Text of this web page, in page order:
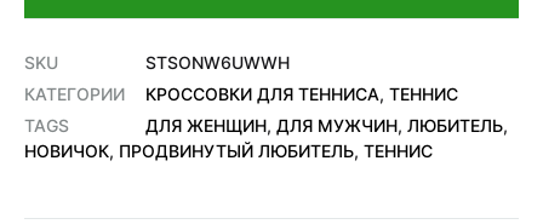
SKU
STSONW6UWWH
КАТЕГОРИИ
КРОССОВКИ ДЛЯ ТЕННИСА, ТЕННИС
TAGS
ДЛЯ ЖЕНЩИН, ДЛЯ МУЖЧИН, ЛЮБИТЕЛЬ,
НОВИЧОК, ПРОДВИНУТЫЙ ЛЮБИТЕЛЬ, ТЕННИС